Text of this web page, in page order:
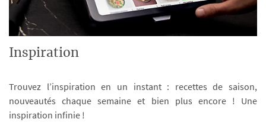
Inspiration
Trouvez l’inspiration en un instant : recettes de saison,
nouveautés chaque semaine et bien plus encore ! Une
inspiration infinie !